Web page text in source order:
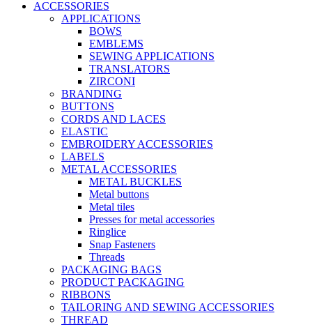
ACCESSORIES
APPLICATIONS
BOWS
EMBLEMS
SEWING APPLICATIONS
TRANSLATORS
ZIRCONI
BRANDING
BUTTONS
CORDS AND LACES
ELASTIC
EMBROIDERY ACCESSORIES
LABELS
METAL ACCESSORIES
METAL BUCKLES
Metal buttons
Metal tiles
Presses for metal accessories
Ringlice
Snap Fasteners
Threads
PACKAGING BAGS
PRODUCT PACKAGING
RIBBONS
TAILORING AND SEWING ACCESSORIES
THREAD